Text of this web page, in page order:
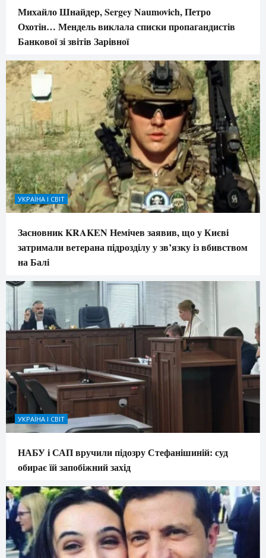
Михайло Шнайдер, Sergey Naumovich, Петро
Охотін… Мендель виклала списки пропагандистів
Банкової зі звітів Зарівної
УКРАЇНА І СВІТ
Засновник KRAKEN Немічев заявив, що у Києві
затримали ветерана підрозділу у зв’язку із вбивством
на Балі
УКРАЇНА І СВІТ
НАБУ і САП вручили підозру Стефанішиній: суд
обирає їй запобіжний захід